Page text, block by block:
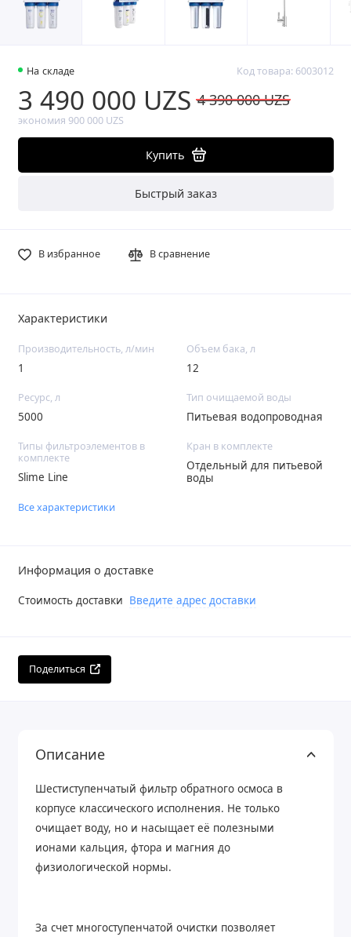
На складе Код товара: 6003012
3 490 000 UZS 4 390 000 UZS
экономия 900 000 UZS
Купить
Быстрый заказ
В избранное В сравнение
Характеристики
Производительность, л/мин
1
Объем бака, л
12
Ресурс, л
5000
Тип очищаемой воды
Питьевая водопроводная
Типы фильтроэлементов в
комплекте
Slime Line
Кран в комплекте
Отдельный для питьевой
воды
Все характеристики
Информация о доставке
Стоимость доставки Введите адрес доставки
Поделиться
Описание
Шестиступенчатый фильтр обратного осмоса в
корпусе классического исполнения. Не только
очищает воду, но и насыщает её полезными
ионами кальция, фтора и магния до
физиологической нормы.
За счет многоступенчатой очистки позволяет